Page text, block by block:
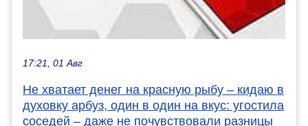
17:21, 01 Авг
Не хватает денег на красную рыбу – кидаю в
духовку арбуз, один в один на вкус: угостила
соседей – даже не почувствовали разницы